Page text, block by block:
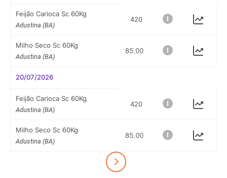
Feijão Carioca Sc 60Kg
Adustina (BA)
420
Milho Seco Sc 60Kg
Adustina (BA)
20/07/2026
Feijão Carioca Sc 60Kg
Adustina (BA)
420
Milho Seco Sc 60Kg
Adustina (BA)